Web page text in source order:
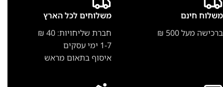
משלוח חינם
ברכישה מעל 500 ₪
משלוחים לכל הארץ
חברת שליחויות: 40 ₪
1-7 ימי עסקים
איסוף בתאום מראש